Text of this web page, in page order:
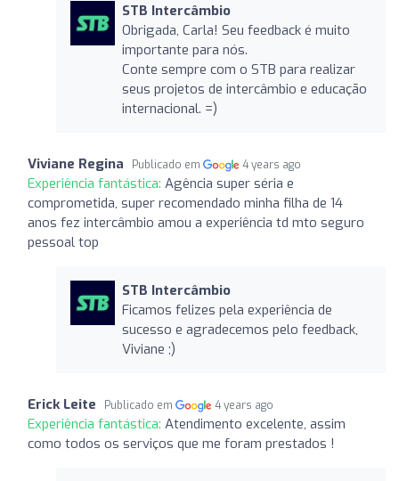
STB Intercâmbio
Obrigada, Carla! Seu feedback é muito
importante para nós.
Conte sempre com o STB para realizar
seus projetos de intercâmbio e educação
internacional. =)
Viviane Regina Publicado em 4 years ago
Experiência fantástica: Agência super séria e
comprometida, super recomendado minha filha de 14
anos fez intercâmbio amou a experiência td mto seguro
pessoal top
STB Intercâmbio
Ficamos felizes pela experiência de
sucesso e agradecemos pelo feedback,
Viviane ;)
Erick Leite Publicado em 4 years ago
Experiência fantástica: Atendimento excelente, assim
como todos os serviços que me foram prestados !